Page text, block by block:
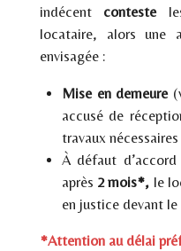
indécent conteste
locataire, alors une
envisagée :
Mise en demeure
accusé de
travaux nécessaires
À défaut d’accord
après 2 mois*, le
en justice devant
*Attention au délai